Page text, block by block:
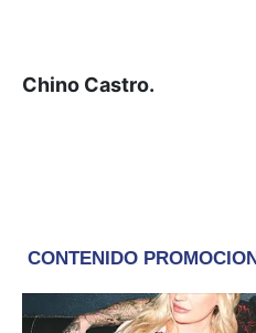
Chino Castro.